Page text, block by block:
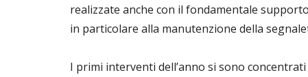
realizzate anche con il fondamentale
in particolare alla manutenzione della
I primi interventi dell’anno si sono concentrati